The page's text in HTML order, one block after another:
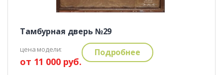
Тамбурная дверь №29
цена модели:
от 11 000 руб.
Подробнее